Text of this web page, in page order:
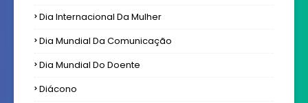
Dia Internacional Da Mulher
Dia Mundial Da Comunicação
Dia Mundial Do Doente
Diácono